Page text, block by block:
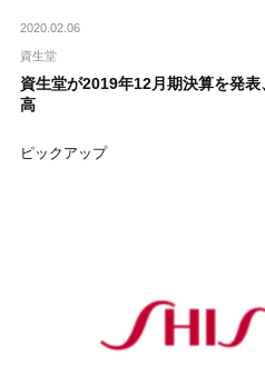
2020.02.06
資生堂
資生堂が2019年12月期決算を発
高
ピックアップ